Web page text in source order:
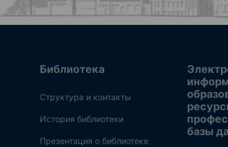
Библиотека
Структура и контакты
История библиотеки
Презентация о библиотеке
базы